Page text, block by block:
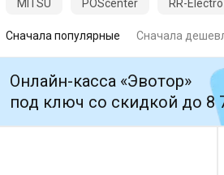
MITSU POScenter RR-Electro
Сначала популярные Сначала
Онлайн-касса «Эвотор»
под ключ со скидкой до 8